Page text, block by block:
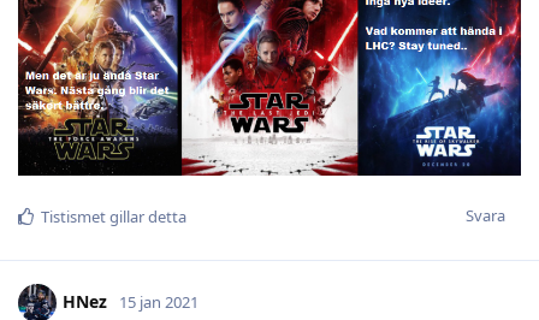
Svara
Tistismetgillar detta
HNez 15 jan 2021